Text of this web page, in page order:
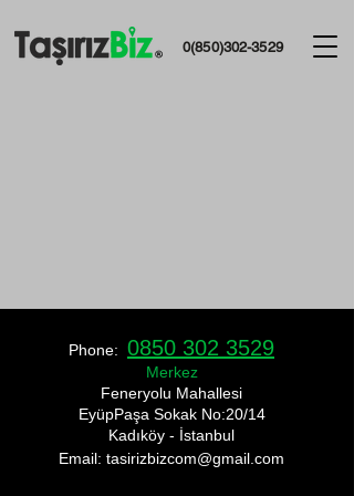
0(850)302-3529
Phone: 0850 302 3529
Merkez
​Feneryolu Mahallesi
EyüpPaşa Sokak No:20/14
Kadıköy - İstanbul
Email: tasirizbizcom@gmail.com